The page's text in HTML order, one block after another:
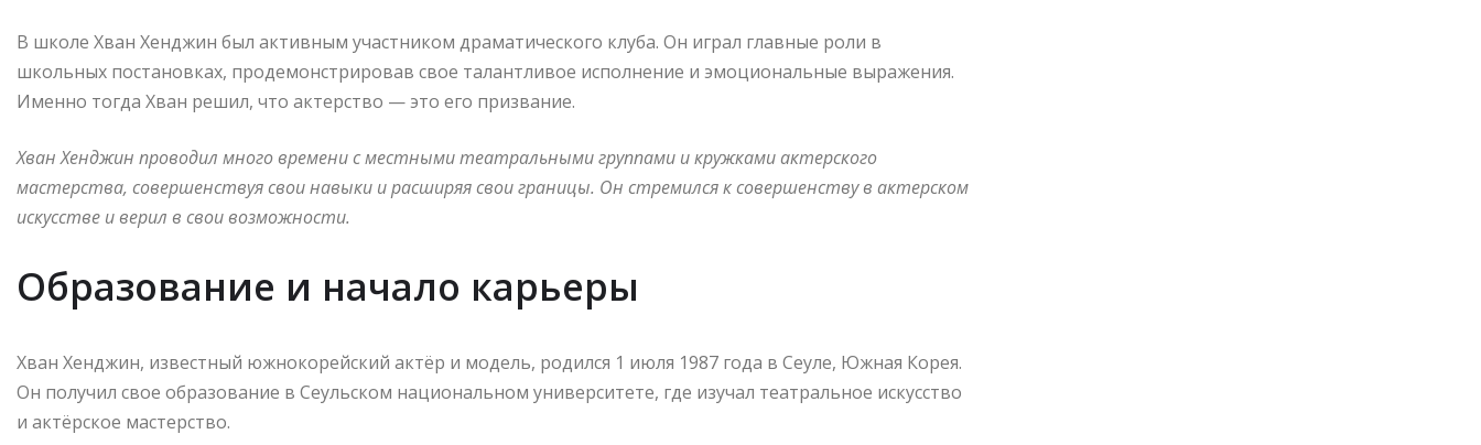
В школе Хван Хенджин был активным участником драматического клуба. Он играл главные роли в
школьных постановках, продемонстрировав свое талантливое исполнение и эмоциональные выражения.
Именно тогда Хван решил, что актерство — это его призвание.
Хван Хенджин проводил много времени с местными театральными группами и кружками актерского
мастерства, совершенствуя свои навыки и расширяя свои границы. Он стремился к совершенству в актерском
искусстве и верил в свои возможности.
Образование и начало карьеры
Хван Хенджин, известный южнокорейский актёр и модель, родился 1 июля 1987 года в Сеуле, Южная Корея.
Он получил свое образование в Сеульском национальном университете, где изучал театральное искусство
и актёрское мастерство.